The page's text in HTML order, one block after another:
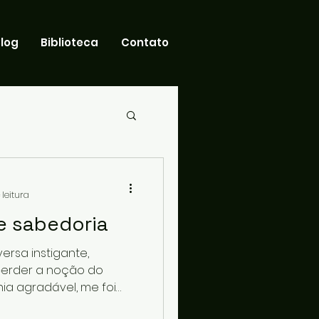
Biblioteca Contato
sabedoria
instigante,
a noção do
agradável, me foi
leitura